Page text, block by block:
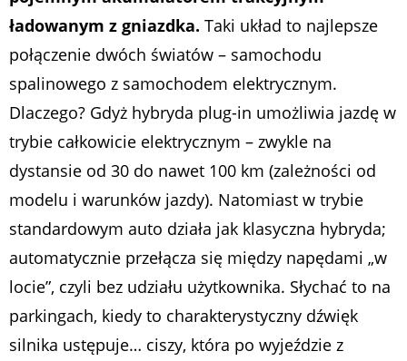
ładowanym z gniazdka. Taki układ to najlepsze
połączenie dwóch światów – samochodu
spalinowego z samochodem elektrycznym.
Dlaczego? Gdyż hybryda plug-in umożliwia jazdę w
trybie całkowicie elektrycznym – zwykle na
dystansie od 30 do nawet 100 km (zależności od
modelu i warunków jazdy). Natomiast w trybie
standardowym auto działa jak klasyczna hybryda;
automatycznie przełącza się między napędami „w
locie”, czyli bez udziału użytkownika. Słychać to na
parkingach, kiedy to charakterystyczny dźwięk
silnika ustępuje… ciszy, która po wyjeździe z